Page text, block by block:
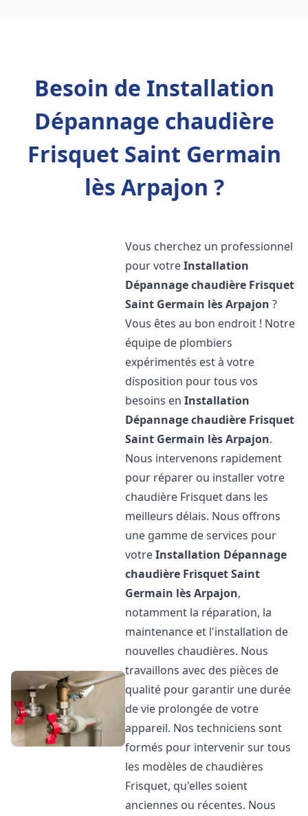
Besoin de Installation
Dépannage chaudière
Frisquet Saint Germain
lès Arpajon ?
Vous cherchez un professionnel
pour votreInstallation
Dépannage chaudière Frisquet
Saint Germain lès Arpajon ?
Vous êtes au bon endroit ! Notre
équipe de plombiers
expérimentés est à votre
disposition pour tous vos
besoins enInstallation
Dépannage chaudière Frisquet
Saint Germain lès Arpajon.
Nous intervenons rapidement
pour réparer ou installer votre
chaudière Frisquet dans les
meilleurs délais. Nous offrons
une gamme de services pour
votreInstallation Dépannage
chaudière FrisquetSaint
Germain lès Arpajon,
notamment la réparation, la
maintenance et l'installation de
nouvelles chaudières. Nous
travaillons avec des pièces de
qualité pour garantir une durée
de vie prolongée de votre
appareil. Nos techniciens sont
formés pour intervenir sur tous
les modèles de chaudières
Frisquet, qu'elles soient
anciennes ou récentes. Nous